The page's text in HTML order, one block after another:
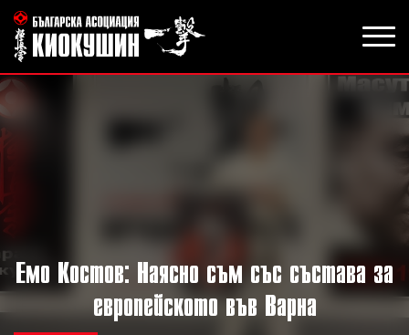
Емо Костов: Наясно съм със състава за
европейското във Варна